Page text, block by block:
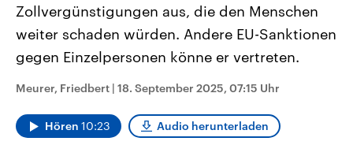
Landtagswahl Sachsen-Anhalt
2026
Alle Informationen
September 2026 einen neuen
Bundesland von einer Koalition aus
CDU, SPD und FDP regiert.-
Wahlprogramme, aktuelle Berichte
und Hintergründe zu den Parteien
USA
Aktuelle Beiträge,
Hintergründe
gehören die Vereinigten
mit großem Einfluss auf
aktuelle Weltgeschehen.
Sendungen Programm Podcasts
Zollvergünstigungen aus, die den Menschen
weiter schaden würden. Andere EU-Sanktionen
gegen Einzelpersonen könne er vertreten.
Meurer, Friedbert | 18. September 2025, 07:15 Uhr
Hören 10:23 Audio herunterladen